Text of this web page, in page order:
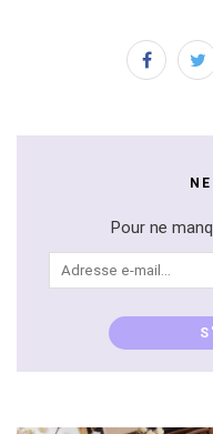
Pour ne
Adresse
e-